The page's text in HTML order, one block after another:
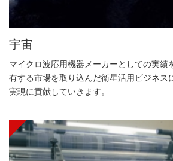
宇宙
マイクロ波応用機器メーカーとしての実績
有する市場を取り込んだ衛星活用ビジネス
実現に貢献していきます。